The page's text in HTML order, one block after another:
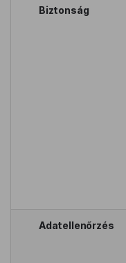
Biztonság
Adatellenőrzés